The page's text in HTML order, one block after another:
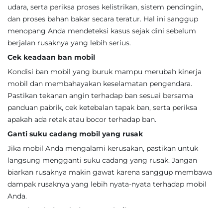
udara, serta periksa proses kelistrikan, sistem pendingin,
dan proses bahan bakar secara teratur. Hal ini sanggup
menopang Anda mendeteksi kasus sejak dini sebelum
berjalan rusaknya yang lebih serius.
Cek keadaan ban mobil
Kondisi ban mobil yang buruk mampu merubah kinerja
mobil dan membahayakan keselamatan pengendara.
Pastikan tekanan angin terhadap ban sesuai bersama
panduan pabrik, cek ketebalan tapak ban, serta periksa
apakah ada retak atau bocor terhadap ban.
Ganti suku cadang mobil yang rusak
Jika mobil Anda mengalami kerusakan, pastikan untuk
langsung mengganti suku cadang yang rusak. Jangan
biarkan rusaknya makin gawat karena sanggup membawa
dampak rusaknya yang lebih nyata-nyata terhadap mobil
Anda.